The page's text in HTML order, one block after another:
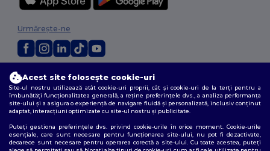
2026. Toate drepturile rezervate
Termeni și condiții| Politica de confidențialitate|Politica privind cookie-
urile|Sitemap
Urmărește-ne
Acest site folosește cookie-uri
Site-ul nostru utilizează atât cookie-uri proprii, cât și cookie-uri de la terți pentru a
îmbunătăți funcționalitatea generală, a reține preferințele dvs., a analiza performanța
site-ului și a asigura o experiență de navigare fluidă și personalizată, inclusiv conținut
adaptat, interacțiuni optimizate cu site-ul nostru și publicitate.
Puteți gestiona preferințele dvs. privind cookie-urile în orice moment. Cookie-urile
esențiale, care sunt necesare pentru funcționarea site-ului, nu pot fi dezactivate,
deoarece sunt necesare pentru operarea corectă a site-ului. Cu toate acestea, puteți